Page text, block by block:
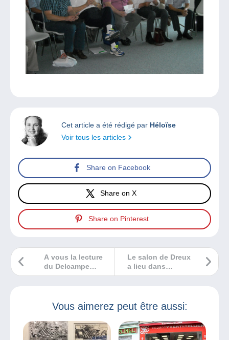
Cet article a été rédigé par Héloïse
Voir tous les articles
Share on Facebook
Share on X
Share on Pinterest
Le salon de Dreux
a lieu dans
quelques jours !
A vous la lecture
du Delcampe
Magazine
Vous aimerez peut être aussi: